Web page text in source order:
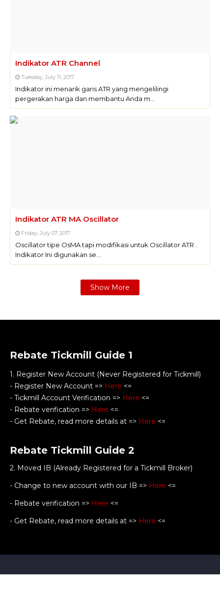
Indikator ATR Channel
Tuesday, July 11, 2017
Indikator ini menarik garis ATR yang mengelilingi
pergerakan harga dan membantu Anda m…
Indikator ATR MA Oscillator
Friday, July 07, 2017
Oscillator tipe OsMA tapi modifikasi untuk Oscillator ATR .
Indikator Ini digunakan se…
Show More
Rebate Tickmill Guide 1
1. Register New Account (Never Registered for Tickmill)
- Register New Account => Here <=
- Tickmill Account Verification => Here <=
- Rebate verification => Here <=
- Get Rebate, read more details at => Here <=
Rebate Tickmill Guide 2
2. Moved IB (Already Registered for a Tickmill Broker)
- Change to new account with our IB => Here <=
- Rebate verification => Here <=
- Get Rebate, read more details at => Here <=